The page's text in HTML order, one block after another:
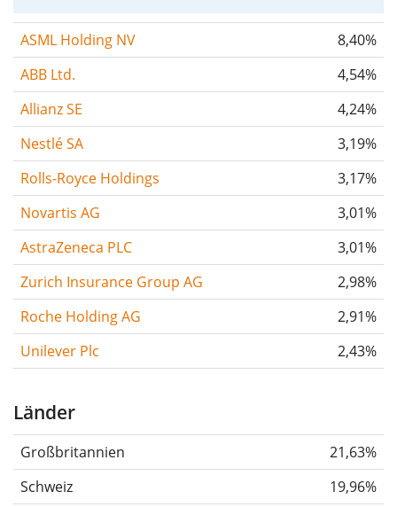
ASML Holding NV
8,40%
ABB Ltd.
4,54%
Allianz SE
4,24%
Nestlé SA
3,19%
Rolls-Royce Holdings
3,17%
Novartis AG
3,01%
AstraZeneca PLC
3,01%
Zurich Insurance Group AG
2,98%
Roche Holding AG
2,91%
Unilever Plc
2,43%
Länder
Großbritannien
21,63%
Schweiz
19,96%